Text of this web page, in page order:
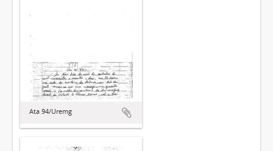
Ata 94/Uremg